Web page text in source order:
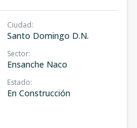
Ciudad:
Santo Domingo D.N.
Sector:
Ensanche Naco
Estado:
En Construcción